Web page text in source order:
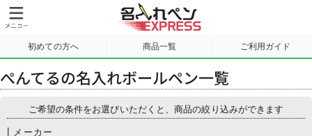
初めての方へ 商品一覧 ご利用ガイド
ぺんてるの名入れボールペン一覧
ご希望の条件をお選びいただくと、商品の絞り込みができます
┃メーカー